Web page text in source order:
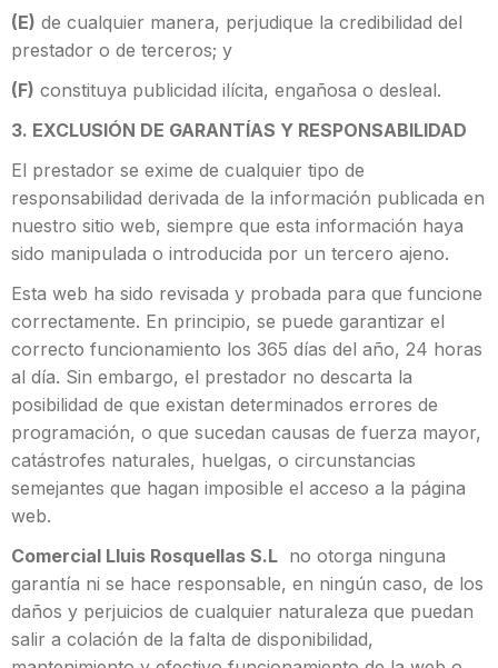
(E) de cualquier manera, perjudique la credibilidad del
prestador o de terceros; y
(F) constituya publicidad ilícita, engañosa o desleal.
3. EXCLUSIÓN DE GARANTÍAS Y RESPONSABILIDAD
El prestador se exime de cualquier tipo de
responsabilidad derivada de la información publicada en
nuestro sitio web, siempre que esta información haya
sido manipulada o introducida por un tercero ajeno.
Esta web ha sido revisada y probada para que funcione
correctamente. En principio, se puede garantizar el
correcto funcionamiento los 365 días del año, 24 horas
al día. Sin embargo, el prestador no descarta la
posibilidad de que existan determinados errores de
programación, o que sucedan causas de fuerza mayor,
catástrofes naturales, huelgas, o circunstancias
semejantes que hagan imposible el acceso a la página
web.
Comercial Lluis Rosquellas S.L no otorga ninguna
garantía ni se hace responsable, en ningún caso, de los
daños y perjuicios de cualquier naturaleza que puedan
salir a colación de la falta de disponibilidad,